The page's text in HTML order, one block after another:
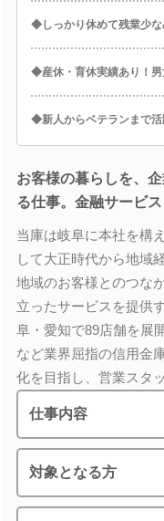
◆しっかり休めて残業少な
◆産休・育休実績あり！男
◆新人からベテランまで
お客様の暮らしを、
る仕事。金融サービ
当庫は岐阜に本社を構
して大正時代から地域
地域のお客様とのつな
立ったサービスを提供
阜・愛知で89店舗を展
など業界屈指の信用金
化を目指し、営業スタ
仕事内容
対象となる方